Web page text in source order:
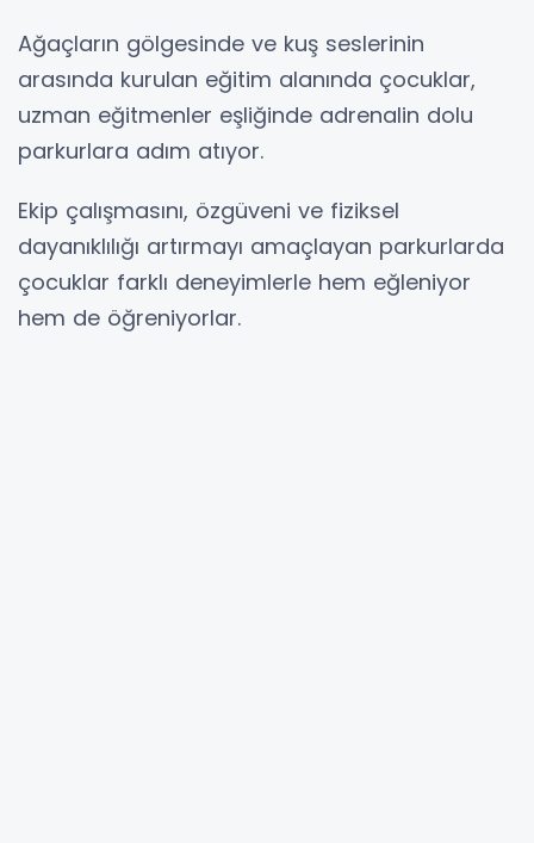
Ağaçların gölgesinde ve kuş seslerinin
arasında kurulan eğitim alanında çocuklar,
uzman eğitmenler eşliğinde adrenalin dolu
parkurlara adım atıyor.
Ekip çalışmasını, özgüveni ve fiziksel
dayanıklılığı artırmayı amaçlayan parkurlarda
çocuklar farklı deneyimlerle hem eğleniyor
hem de öğreniyorlar.